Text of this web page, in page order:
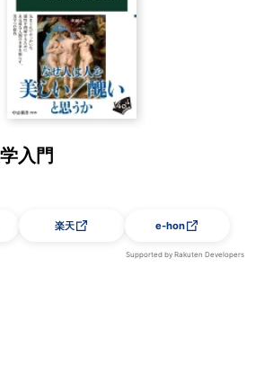
入門
楽天 e-hon
Supported by Rakuten Developers